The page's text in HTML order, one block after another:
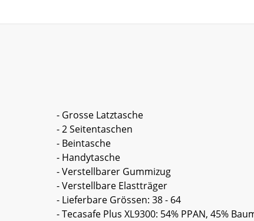
- Grosse Latztasche
- 2 Seitentaschen
- Beintasche
- Handytasche
- Verstellbarer Gummizug
- Verstellbare Elastträger
- Lieferbare Grössen: 38 - 64
- Tecasafe Plus XL9300: 54% PPAN, 45%